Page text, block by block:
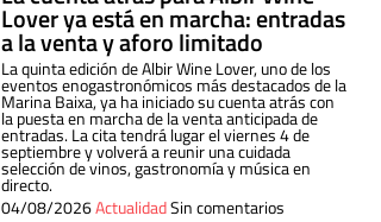
Lover ya está en marcha: entradas
a la venta y aforo limitado
La quinta edición de Albir Wine Lover, uno de los
eventos enogastronómicos más destacados de la
Marina Baixa, ya ha iniciado su cuenta atrás con
la puesta en marcha de la venta anticipada de
entradas. La cita tendrá lugar el viernes 4 de
septiembre y volverá a reunir una cuidada
selección de vinos, gastronomía y música en
directo.
04/08/2026ActualidadSin comentarios